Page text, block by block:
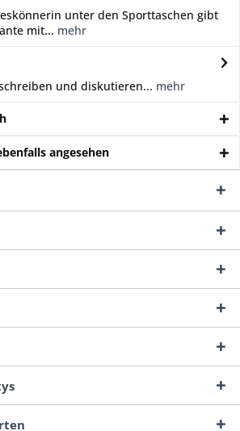
unter den Sporttaschen gibt
mit... mehr
und diskutieren... mehr
angesehen